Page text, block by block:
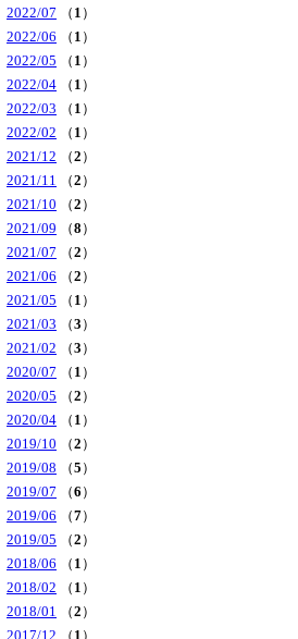
2022/07 （ 1 ）
2022/06 （ 1 ）
2022/05 （ 1 ）
2022/04 （ 1 ）
2022/03 （ 1 ）
2022/02 （ 1 ）
2021/12 （2 ）
2021/11 （2 ）
2021/10 （2 ）
2021/09 （8 ）
2021/07 （2 ）
2021/06 （2 ）
2021/05 （ 1 ）
2021/03 （3 ）
2021/02 （3 ）
2020/07 （ 1 ）
2020/05 （2 ）
2020/04 （ 1 ）
2019/10 （2 ）
2019/08 （5 ）
2019/07 （6 ）
2019/06 （7）
2019/05 （2 ）
2018/06 （ 1 ）
2018/02 （ 1 ）
2018/01 （2 ）
2017/12 （ 1 ）